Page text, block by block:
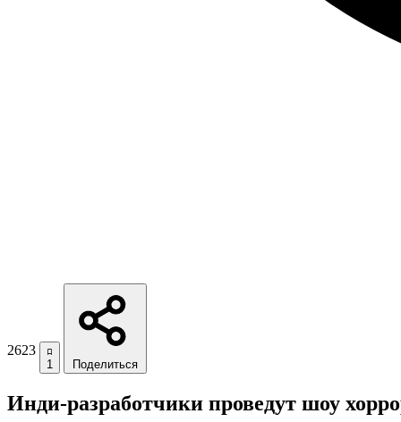
2623
1 Поделиться
Инди-разработчики проведут шоу